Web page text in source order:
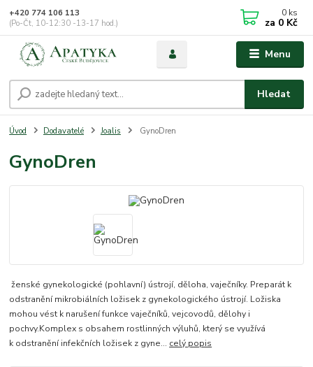
Menu
Hledat
+420 774 106 113
(Po-Čt, 10-12:30 -13-17 hod.)
0 ks
za 0 Kč
Úvod Dodavatelé Joalis GynoDren
GynoDren
ženské gynekologické (pohlavní) ústrojí, děloha, vaječníky. Preparát k
odstranění mikrobiálních ložisek z gynekologického ústrojí. Ložiska
mohou vést k narušení funkce vaječníků, vejcovodů, dělohy i
pochvy.Komplex s obsahem rostlinných výluhů, který se využívá
k odstranění infekčních ložisek z gyne... celý popis